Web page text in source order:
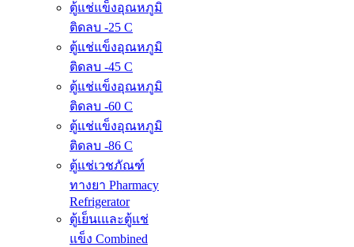
ตู้แช่แข็งอุณหภูมิ
ติดลบ -25 C
ตู้แช่แข็งอุณหภูมิ
ติดลบ -45 C
ตู้แช่แข็งอุณหภูมิ
ติดลบ -60 C
ตู้แช่แข็งอุณหภูมิ
ติดลบ -86 C
ตู้แช่เวชภัณฑ์
ทางยา Pharmacy
Refrigerator
ตู้เย็นเและตู้แช่
แข็ง Combined